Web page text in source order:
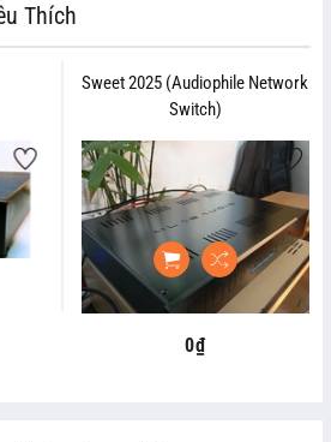
Thích
Sweet 2025 (Audiophile Network
Switch)
Regular
0₫